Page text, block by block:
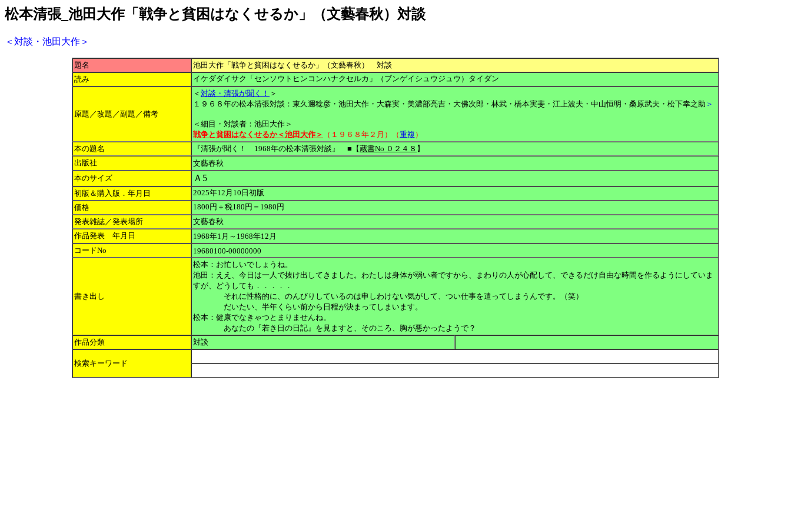
松本清張_池田大作「戦争と貧困はなくせるか」（文藝春秋）対談
＜対談・池田大作＞
題名
池田大作「戦争と貧困はなくせるか」（文藝春秋） 対談
読み
イケダダイサク「センソウトヒンコンハナクセルカ」（ブンゲイシュウジュウ）タイダン
原題／改題／副題／備考
＜ 対談・清張が聞く！ ＞
１９６８年の松本清張対談： 東久邇稔彦・池田大作・大森実・美濃部亮吉・大佛次郎・林武・橋本実斐・江上波夫・中山恒明・桑原武夫・松下幸之助 ＞
＜細目・対談者：池田大作＞
戦争と貧困はなくせるか＜池田大作＞
（１９６８年２月）（重複 ）
本の題名
『清張が聞く！ 1968年の松本清張対談』 ■【蔵書No ０２４８ 】
出版社
文藝春秋
本のサイズ
Ａ5
初版＆購入版．年月日 2025年12月10日初版
価格 1800円＋税180円＝1980円
発表雑誌／発表場所
文藝春秋
作品発表 年月日
1968年1月～1968年12月
コードNo 19680100-00000000
書き出し
松本：お忙しいでしょうね。
池田：ええ、今日は一人で抜け出してきました。わたしは身体が弱い者ですから、まわりの人が心配して、できるだけ自由な時間を作るようにしていま
すが、どうしても．．．．．
それに性格的に、のんびりしているのは申しわけない気がして、つい仕事を遣ってしまうんです。（笑）
だいたい、半年くらい前から日程が決まってしまいます。
松本：健康でなきゃつとまりませんね。
あなたの『若き日の日記』を見ますと、そのころ、胸が悪かったようで？
作品分類
対談
検索キーワード